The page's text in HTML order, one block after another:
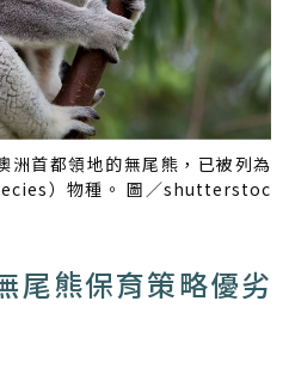
洲首都領地的無尾熊，已被列為
）物種。 圖／shutterstoc
尾熊保育策略優劣